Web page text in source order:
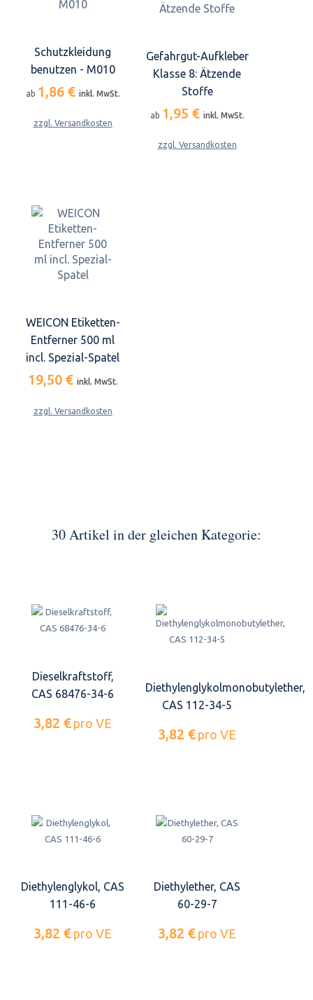
Schutzkleidung
benutzen - M010
ab 1,86 € inkl. MwSt.
zzgl. Versandkosten
Gefahrgut-Aufkleber
Klasse 8: Ätzende
Stoffe
ab 1,95 € inkl. MwSt.
zzgl. Versandkosten
WEICON Etiketten-
Entferner 500 ml
incl. Spezial-Spatel
19,50 € inkl. MwSt.
zzgl. Versandkosten
30 Artikel in der gleichen Kategorie:
Dieselkraftstoff,
CAS 68476-34-6
3,82 € pro VE
Diethylenglykolmonobutylether,
CAS 112-34-5
3,82 € pro VE
Diethylenglykol, CAS
111-46-6
3,82 € pro VE
Diethylether, CAS
60-29-7
3,82 € pro VE